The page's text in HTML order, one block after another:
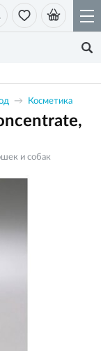
Косметика
и собак